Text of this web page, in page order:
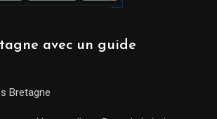
avec un guide
Bretagne